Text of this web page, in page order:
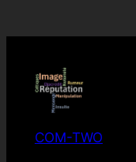
COM-TWO